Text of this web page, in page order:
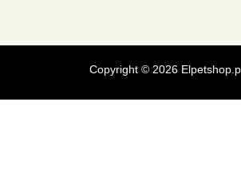
Copyright © 2026